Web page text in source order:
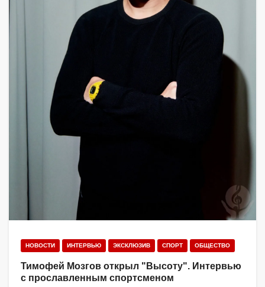
НОВОСТИ ИНТЕРВЬЮ ЭКСКЛЮЗИВ СПОРТ ОБЩЕСТВО
Тимофей Мозгов открыл "Высоту". Интервью
с прославленным спортсменом